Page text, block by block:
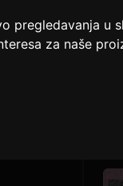
pregledavanja u
za naše